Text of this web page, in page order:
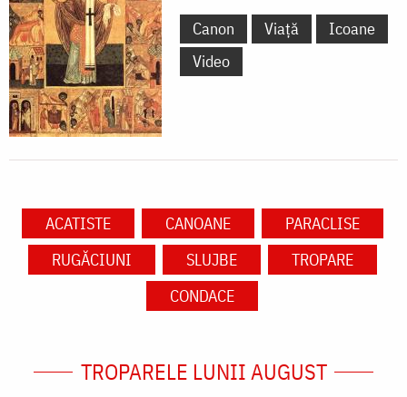
Canon Viață
Icoane
Video
ACATISTE CANOANE
PARACLISE
RUGĂCIUNI
SLUJBE
TROPARE
CONDACE
TROPARELE LUNII AUGUST